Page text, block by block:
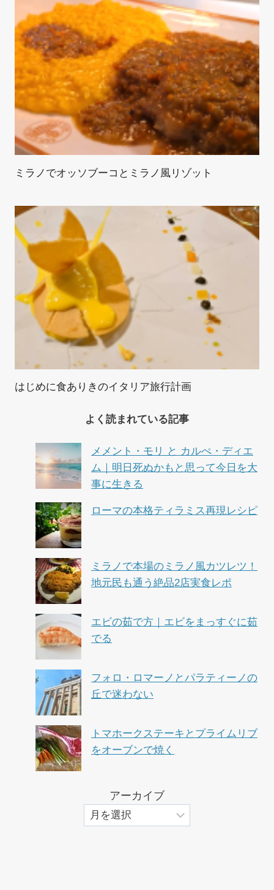
ミラノでオッソブーコとミラノ風リゾット
はじめに食ありきのイタリア旅行計画
よく読まれている記事
メメント・モリ と カルぺ・ディエ
ム｜明日死ぬかもと思って今日を大
事に生きる
ローマの本格ティラミス再現レシピ
ミラノで本場のミラノ風カツレツ！
地元民も通う絶品2店実食レポ
エビの茹で方｜エビをまっすぐに茹
でる
フォロ・ロマーノとパラティーノの
丘で迷わない
トマホークステーキとプライムリブ
をオーブンで焼く
アーカイブ